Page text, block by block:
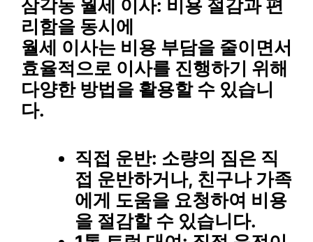
삼각동 월세 이사: 비용 절감과 편
리함을 동시에
월세 이사는 비용 부담을 줄이면서
효율적으로 이사를 진행하기 위해
다양한 방법을 활용할 수 있습니
다.
직접 운반: 소량의 짐은 직
접 운반하거나, 친구나 가족
에게 도움을 요청하여 비용
을 절감할 수 있습니다.